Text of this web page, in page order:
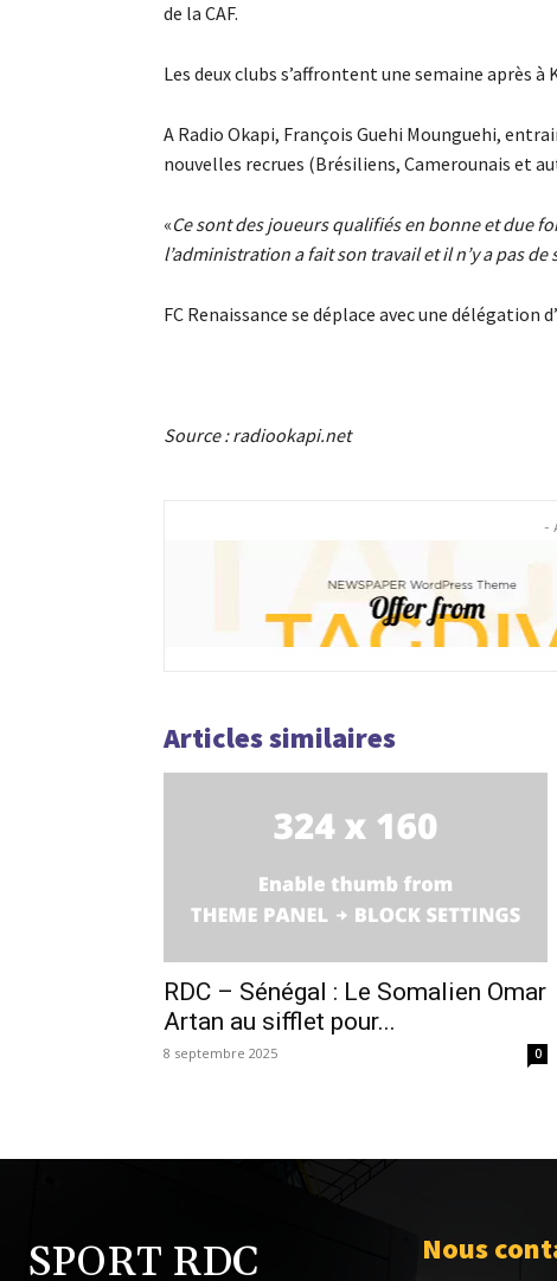
de la CAF.
Les deux clubs s’affrontent une semaine après à
A Radio Okapi, François Guehi Mounguehi,
nouvelles recrues (Brésiliens, Camerounais et
«Ce sont des joueurs qualifiés en bonne et due
l’administration a fait son travail et il n’y a pas de
FC Renaissance se déplace avec une
Source : radiookapi.net
-
Articles similaires
RDC – Sénégal : Le Somalien Omar
Artan au sifflet pour...
8 septembre 2025 0
SPORT RDC Nous